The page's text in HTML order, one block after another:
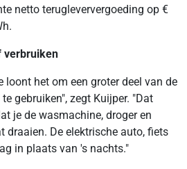
netto terugleververgoeding op €
verbruiken
loont het om een groter deel van de
gebruiken", zegt Kuijper. "Dat
je de wasmachine, droger en
draaien. De elektrische auto, fiets
in plaats van 's nachts."